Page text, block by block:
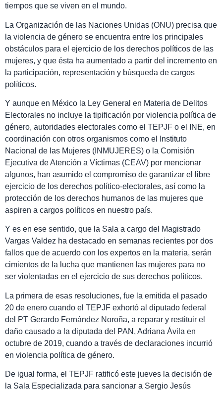
tiempos que se viven en el mundo.
La Organización de las Naciones Unidas (ONU) precisa que
la violencia de género se encuentra entre los principales
obstáculos para el ejercicio de los derechos políticos de las
mujeres, y que ésta ha aumentado a partir del incremento en
la participación, representación y búsqueda de cargos
políticos.
Y aunque en México la Ley General en Materia de Delitos
Electorales no incluye la tipificación por violencia política de
género, autoridades electorales como el TEPJF o el INE, en
coordinación con otros organismos como el Instituto
Nacional de las Mujeres (INMUJERES) o la Comisión
Ejecutiva de Atención a Víctimas (CEAV) por mencionar
algunos, han asumido el compromiso de garantizar el libre
ejercicio de los derechos político-electorales, así como la
protección de los derechos humanos de las mujeres que
aspiren a cargos políticos en nuestro país.
Y es en ese sentido, que la Sala a cargo del Magistrado
Vargas Valdez ha destacado en semanas recientes por dos
fallos que de acuerdo con los expertos en la materia, serán
cimientos de la lucha que mantienen las mujeres para no
ser violentadas en el ejercicio de sus derechos políticos.
La primera de esas resoluciones, fue la emitida el pasado
20 de enero cuando el TEPJF exhortó al diputado federal
del PT Gerardo Fernández Noroña, a reparar y restituir el
daño causado a la diputada del PAN, Adriana Ávila en
octubre de 2019, cuando a través de declaraciones incurrió
en violencia política de género.
De igual forma, el TEPJF ratificó este jueves la decisión de
la Sala Especializada para sancionar a Sergio Jesús